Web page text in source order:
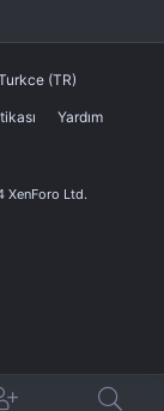
(TR)
Yardım
Ltd.